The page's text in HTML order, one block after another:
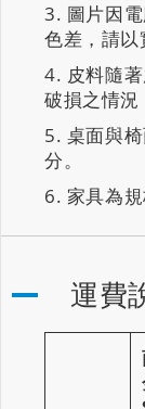
圖片因
色差，請以
皮料隨
破損之情況
桌面與
分。
家具為
運費